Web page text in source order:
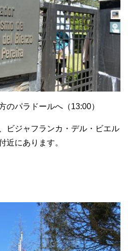
のパラドールへ（13:00）
ビジャフランカ・デル・ビエル
近にあります。